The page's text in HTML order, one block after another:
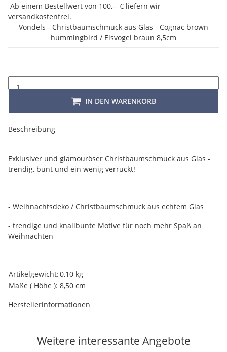
Ab einem Bestellwert von 100,-- € liefern wir
versandkostenfrei.
Vondels - Christbaumschmuck aus Glas - Cognac brown
hummingbird / Eisvogel braun 8,5cm
IN DEN WARENKORB
Beschreibung
Exklusiver und glamouröser Christbaumschmuck aus Glas -
trendig, bunt und ein wenig verrückt!
- Weihnachtsdeko / Christbaumschmuck aus echtem Glas
- trendige und knallbunte Motive für noch mehr Spaß an
Weihnachten
Produkteigenschaft
Wert
Artikelgewicht:0,10 kg
Maße ( Höhe ): 8,50 cm
Herstellerinformationen
Weitere interessante Angebote